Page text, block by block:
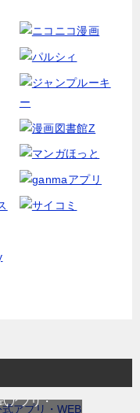
アプリ・